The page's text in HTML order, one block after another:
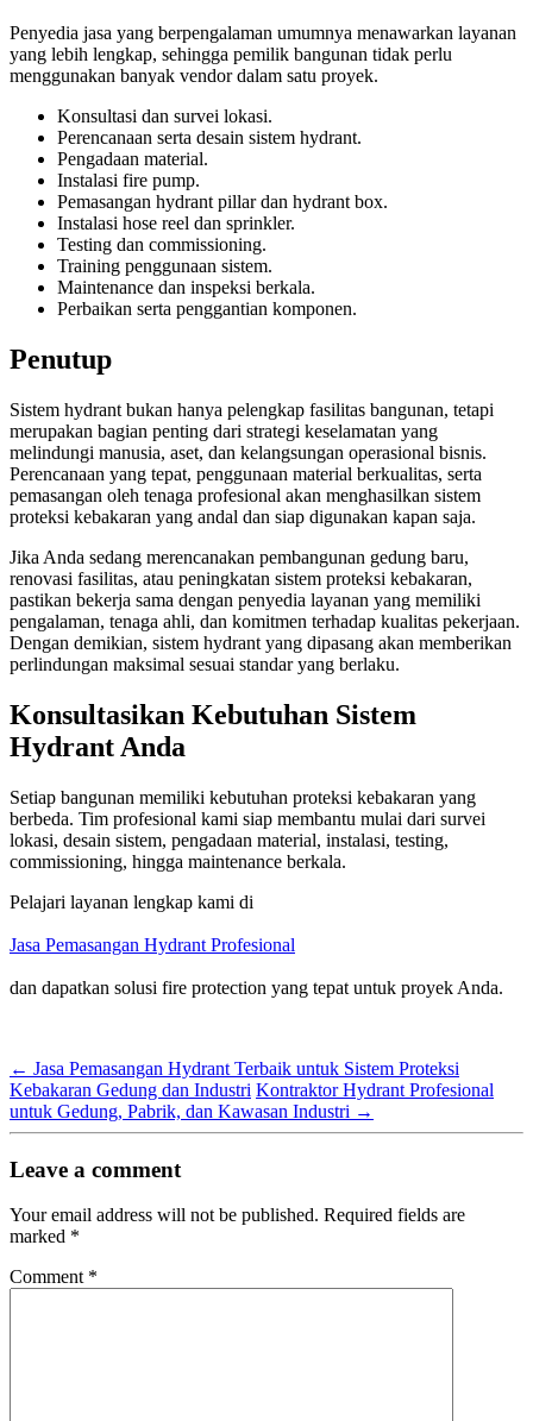
Penyedia jasa yang berpengalaman umumnya menawarkan layanan
yang lebih lengkap, sehingga pemilik bangunan tidak perlu
menggunakan banyak vendor dalam satu proyek.
Konsultasi dan survei lokasi.
Perencanaan serta desain sistem hydrant.
Pengadaan material.
Instalasi fire pump.
Pemasangan hydrant pillar dan hydrant box.
Instalasi hose reel dan sprinkler.
Testing dan commissioning.
Training penggunaan sistem.
Maintenance dan inspeksi berkala.
Perbaikan serta penggantian komponen.
Penutup
Sistem hydrant bukan hanya pelengkap fasilitas bangunan, tetapi
merupakan bagian penting dari strategi keselamatan yang
melindungi manusia, aset, dan kelangsungan operasional bisnis.
Perencanaan yang tepat, penggunaan material berkualitas, serta
pemasangan oleh tenaga profesional akan menghasilkan sistem
proteksi kebakaran yang andal dan siap digunakan kapan saja.
Jika Anda sedang merencanakan pembangunan gedung baru,
renovasi fasilitas, atau peningkatan sistem proteksi kebakaran,
pastikan bekerja sama dengan penyedia layanan yang memiliki
pengalaman, tenaga ahli, dan komitmen terhadap kualitas pekerjaan.
Dengan demikian, sistem hydrant yang dipasang akan memberikan
perlindungan maksimal sesuai standar yang berlaku.
Konsultasikan Kebutuhan Sistem
Hydrant Anda
Setiap bangunan memiliki kebutuhan proteksi kebakaran yang
berbeda. Tim profesional kami siap membantu mulai dari survei
lokasi, desain sistem, pengadaan material, instalasi, testing,
commissioning, hingga maintenance berkala.
Pelajari layanan lengkap kami di
Jasa Pemasangan Hydrant Profesional
dan dapatkan solusi fire protection yang tepat untuk proyek Anda.
← Jasa Pemasangan Hydrant Terbaik untuk Sistem Proteksi
Kebakaran Gedung dan Industri Kontraktor Hydrant Profesional
untuk Gedung, Pabrik, dan Kawasan Industri →
Leave a comment
Your email address will not be published. Required fields are
marked *
Comment *